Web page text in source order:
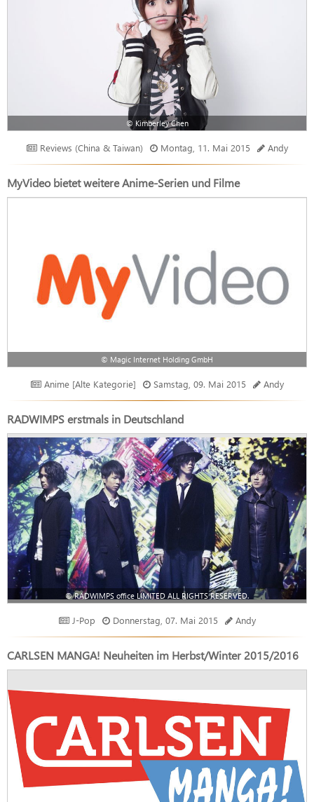
© Kimberley Chen
Reviews (China & Taiwan) Montag, 11. Mai 2015 Andy
MyVideo bietet weitere Anime-Serien und Filme
© Magic Internet Holding GmbH
Anime [Alte Kategorie] Samstag, 09. Mai 2015 Andy
RADWIMPS erstmals in Deutschland
© RADWIMPS office LIMITED ALL RIGHTS RESERVED.
J-Pop Donnerstag, 07. Mai 2015 Andy
CARLSEN MANGA! Neuheiten im Herbst/Winter 2015/2016